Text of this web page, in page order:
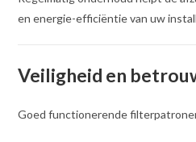
en energie-efficiëntie van uw
Veiligheid en
Goed functionerende